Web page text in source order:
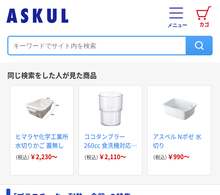
カゴ
メニュー
同じ検索をした人が見た商品
ヒマラヤ化学工業所
水切りかご 蓋無し
（税込） ￥2,230～
ココタンブラー
260cc 食洗機対応
電子レンジ使用可能
スタッキング可 樹
（税込） ￥2,110～
アスベル Nポゼ 水
切り
（税込） ￥990～